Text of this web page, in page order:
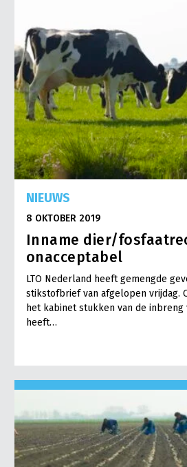
NIEUWS
8 OKTOBER 2019
Inname dier/
onacceptabel
LTO Nederland heeft gemengde
stikstofbrief van afgelopen vrijdag.
het kabinet stukken van de inbreng
heeft…